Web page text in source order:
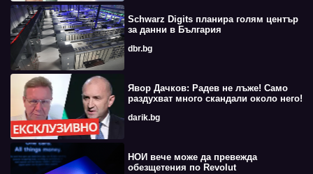
Schwarz Digits планира голям център
за данни в България
dbr.bg
Явор Дачков: Радев не лъже! Само
раздухват много скандали около него!
darik.bg
НОИ вече може да превежда
обезщетения по Revolut